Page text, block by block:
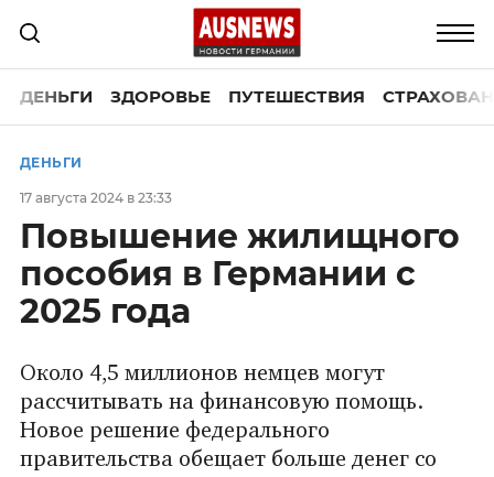
ДЕНЬГИ ЗДОРОВЬЕ ПУТЕШЕСТВИЯ
ДЕНЬГИ
17 августа 2024 в 23:33
Повышение жилищного
пособия в Германии с
2025 года
Около 4,5 миллионов немцев могут
рассчитывать на финансовую помощь.
Новое решение федерального
правительства обещает больше денег со